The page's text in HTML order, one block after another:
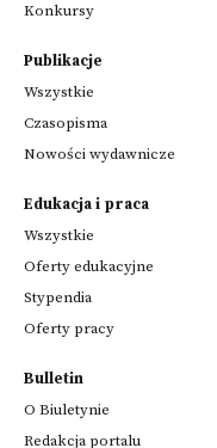
Konkursy
Publikacje
Wszystkie
Czasopisma
Nowości wydawnicze
Edukacja i praca
Wszystkie
Oferty edukacyjne
Stypendia
Oferty pracy
Bulletin
O Biuletynie
Redakcja portalu